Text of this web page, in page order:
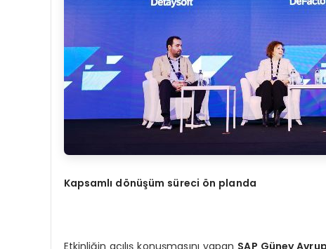
Kapsamlı dönüşüm süreci ön planda
Etkinliğin açılış konuşmasını yapan SAP Güney